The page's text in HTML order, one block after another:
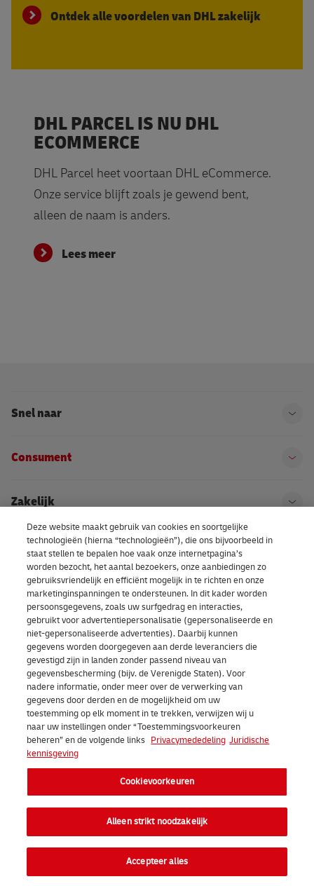
Ontdek alle voordelen van DHL zakelijk
DHL PARCEL IS NU DHL
ECOMMERCE
DHL Parcel heet voortaan DHL eCommerce.
Onze service blijft zoals je gewend bent,
alleen de naam is anders.
Lees meer
Download de app
Snel naar
Consument
Zakelijk
Kom bij DHL
Over ons | DHL eCommerce
Cookievoorkeuren
Facebook
LinkedInYoutubeInstagram
TikTok
2026 DHL eCommerce Benelux (voorheen DHL Parcel Benelux). Alle
Deze website maakt gebruik van cookies en soortgelijke
technologieën (hierna “technologieën”), die ons bijvoorbeeld in
staat stellen te bepalen hoe vaak onze internetpagina’s
worden bezocht, het aantal bezoekers, onze aanbiedingen zo
gebruiksvriendelijk en efficiënt mogelijk in te richten en onze
marketinginspanningen te ondersteunen. In dit kader worden
persoonsgegevens, zoals uw surfgedrag en interacties,
gebruikt voor advertentiepersonalisatie (gepersonaliseerde en
niet-gepersonaliseerde advertenties). Daarbij kunnen
gegevens worden doorgegeven aan derde leveranciers die
gevestigd zijn in landen zonder passend niveau van
gegevensbescherming (bijv. de Verenigde Staten). Voor
nadere informatie, onder meer over de verwerking van
gegevens door derden en de mogelijkheid om uw
toestemming op elk moment in te trekken, verwijzen wij u
naar uw instellingen onder “Toestemmingsvoorkeuren
beheren” en de volgende links Privacymededeling Juridische
kennisgeving
Cookievoorkeuren
Alleen strikt noodzakelijk
Accepteer alles